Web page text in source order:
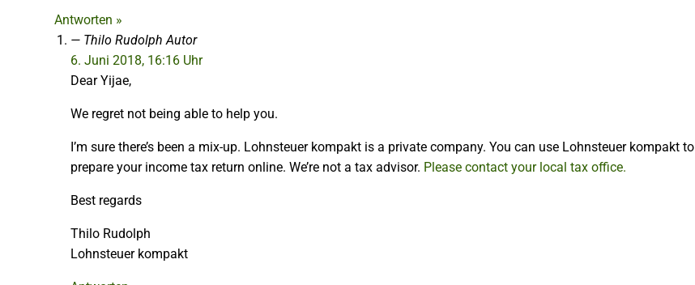
Antworten »
Thilo Rudolph Autor
6. Juni 2018, 16:16 Uhr
Dear Yijae,
We regret not being able to help you.
I’m sure there’s been a mix-up. Lohnsteuer kompakt is a private company. You can use Lohnsteuer kompakt to
prepare your income tax return online. We’re not a tax advisor. Please contact your local tax office.
Best regards
Thilo Rudolph
Lohnsteuer kompakt